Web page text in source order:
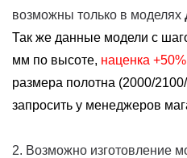
возможны только в моделях
Так же данные модели с
мм по высоте, наценка +50%
размера полотна (2000/
запросить у менеджеров
2. Возможно изготовление